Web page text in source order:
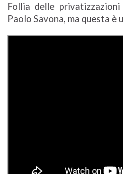
Follia delle
Paolo Savona, ma questa è